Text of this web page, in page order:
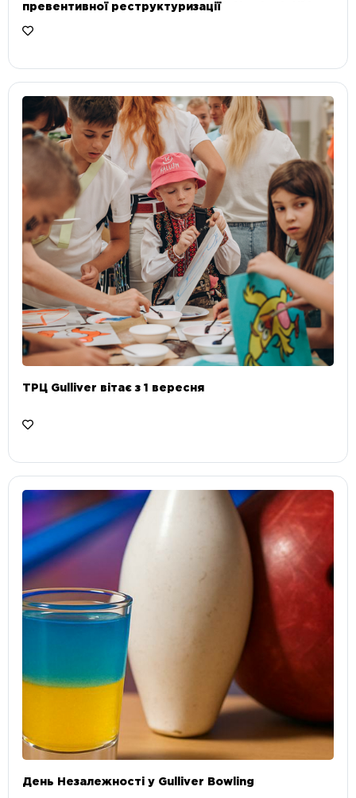
превентивної реструктуризації
ТРЦ Gulliver вітає з 1 вересня
День Незалежності у Gulliver Bowling